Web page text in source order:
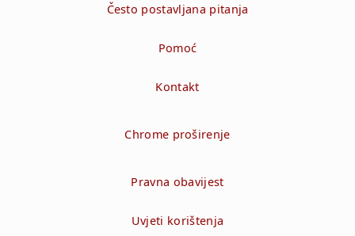
Često postavljana pitanja
Pomoć
Kontakt
Chrome proširenje
Pravna obavijest
Uvjeti korištenja